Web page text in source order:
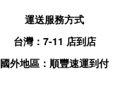
運送服務方式
台灣： 7-11 店到店
國外地區：順豐速運到付